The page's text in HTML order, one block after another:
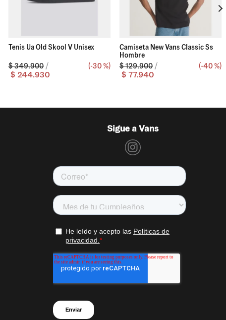
Tenis Ua Old Skool V Unisex
$349.900
$ 244.930
(-30 %)
Camiseta New Vans Classic Ss
Hombre
$129.900
$ 77.940
(-40 %)
Sigue a Vans